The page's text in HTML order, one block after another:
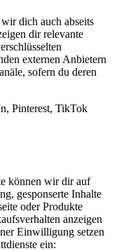
dich auch abseits
dir relevante
externen Anbietern
sofern du deren
Pinterest, TikTok
können wir dir auf
gesponserte Inhalte
oder Produkte
anzeigen
Einwilligung setzen
ein: